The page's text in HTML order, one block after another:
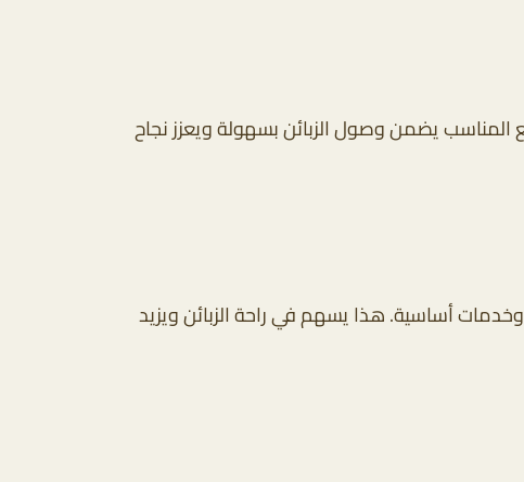
المناسب يضمن وصول الزبائن بسهولة ويعزز نجاح
أساسية. هذا يسهم في راحة الزبائن ويزيد